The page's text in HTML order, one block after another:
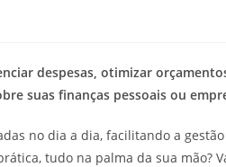
despesas, otimizar
suas finanças pessoais ou
no dia a dia, facilitando a
tudo na palma da sua mão?